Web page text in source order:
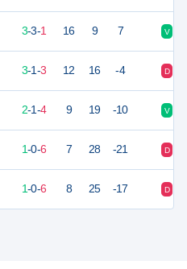
3-3-1 16 9 7 V
3-1-3 12 16 -4 D
2-1-4 9 19 -10 V
1-0-6 7 28 -21 D
1-0-6 8 25 -17 D